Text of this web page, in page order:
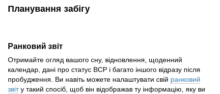
Планування забігу
Ранковий звіт
Отримайте огляд вашого сну, відновлення, щоденний
календар, дані про статус ВСР і багато іншого відразу після
пробудження. Ви навіть можете налаштувати свій ранковий
звіту такий спосіб, щоб він відображав ту інформацію, яку ви